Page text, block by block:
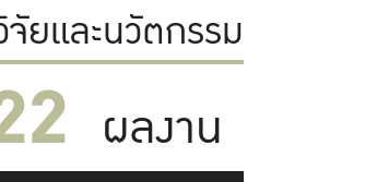
ยและนวัตกรรม
ผลงาน